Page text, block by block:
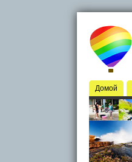
Домой